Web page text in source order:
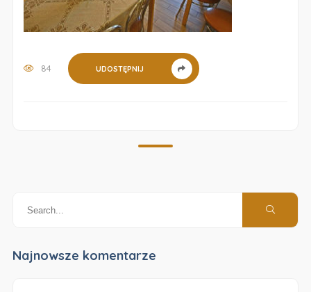
84 UDOSTĘPNIJ
Najnowsze komentarze